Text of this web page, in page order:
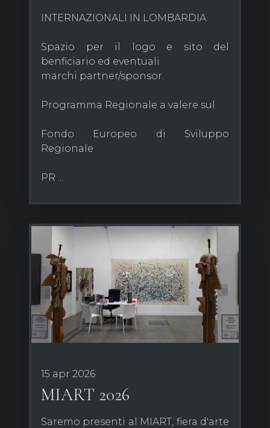
INTERNAZIONALI IN LOMBARDIA
Spazio per il logo e sito del
benficiario ed eventuali
marchi partner/sponsor.
Programma Regionale a valere sul
Fondo Europeo di Sviluppo
Regionale
PR ...
15 apr 2026
MIART 2026
Saremo presenti al MIART, fiera d'arte